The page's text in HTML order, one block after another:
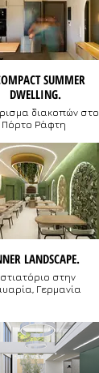
SUMMER
DWELLING.
διακοπών στο
Πόρτο Ράφτη
LANDSCAPE.
στην
Γερμανία